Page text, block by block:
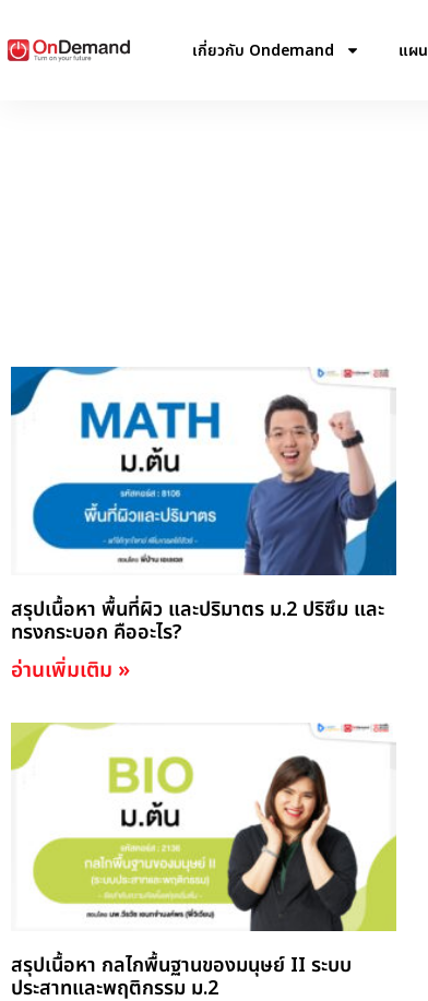
เกี่ยวกับ Ondemand แผ
สรุปเนื้อหา พื้นที่ผิว และปริมาตร ม.2 ปริซึม และ
ทรงกระบอก คืออะไร?
อ่านเพิ่มเติม »
สรุปเนื้อหา กลไกพื้นฐานของมนุษย์ II ระบบ
ประสาทและพฤติกรรม ม.2